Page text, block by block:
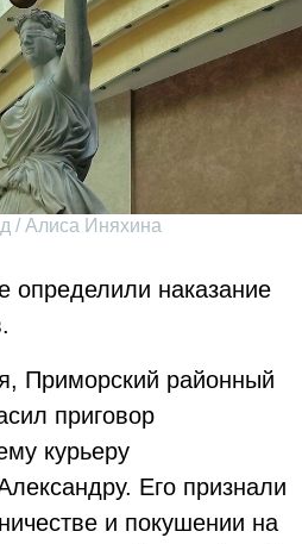
/ Алиса Иняхина
определили наказание
Приморский районный
приговор
курьеру
Его признали
и покушении на